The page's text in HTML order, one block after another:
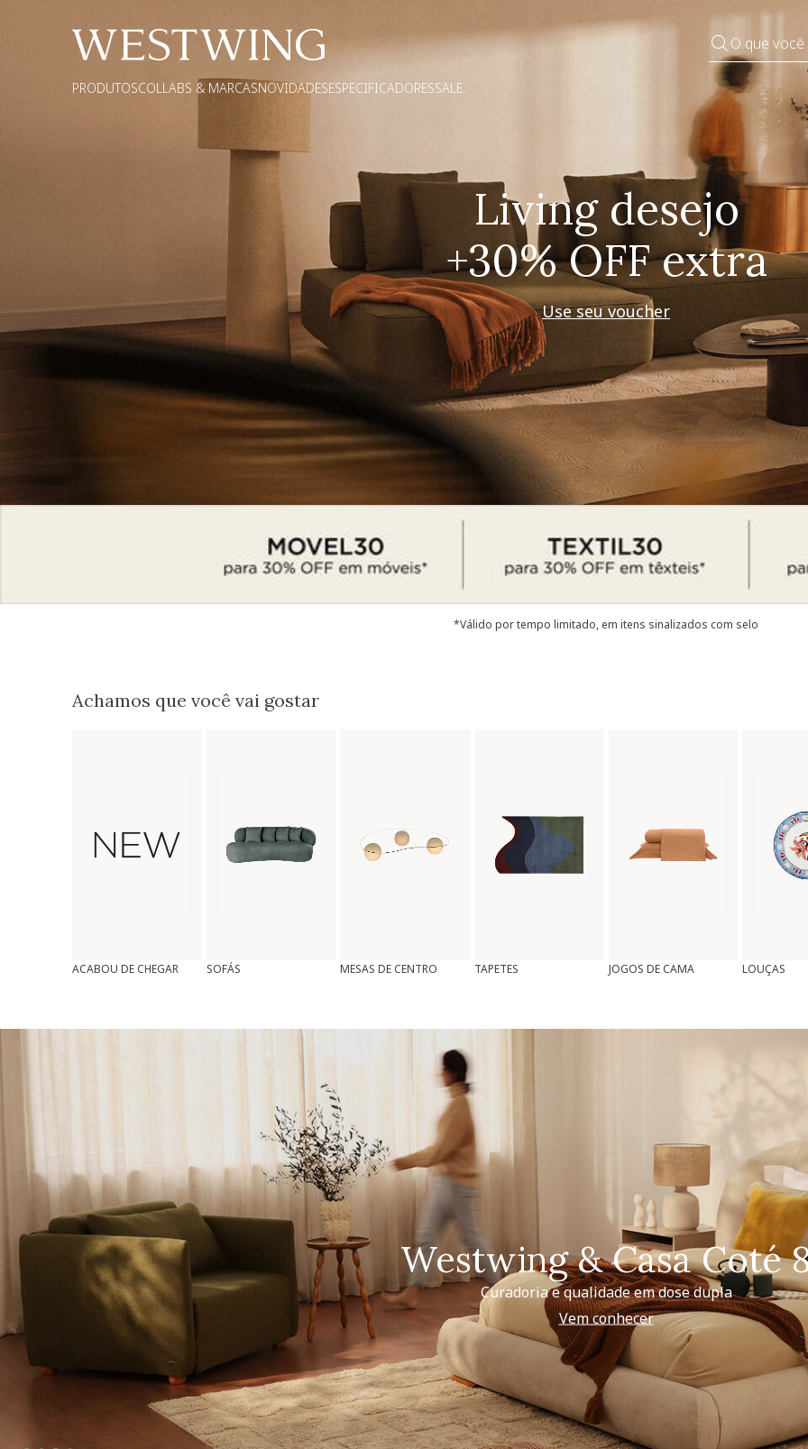
O que
PRODUTOSCOLLABS & MARCASNOVIDADESESPECIFICADORESSALE
Pequenos rituais
Grandes mudanças
Decorar
*Válido por tempo limitado, em itens sinalizados com selo
Achamos que você vai gostar
ACABOU DE CHEGAR SOFÁS MESAS DE CENTRO TAPETES JOGOS DE CAMA LOUÇAS
Westwing & Casa Coté
Curadoria e qualidade em dose dupla
Vem conhecer